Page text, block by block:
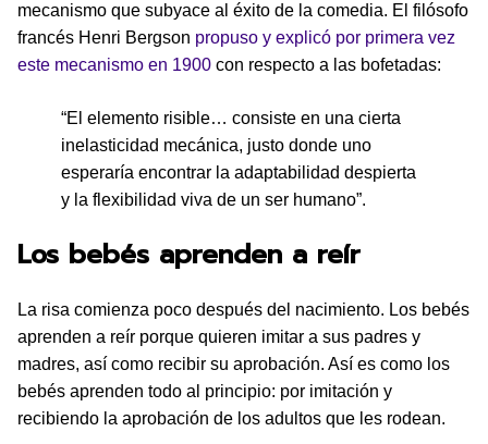
mecanismo que subyace al éxito de la comedia. El filósofo
francés Henri Bergson propuso y explicó por primera vez
este mecanismo en 1900 con respecto a las bofetadas:
“El elemento risible… consiste en una cierta
inelasticidad mecánica, justo donde uno
esperaría encontrar la adaptabilidad despierta
y la flexibilidad viva de un ser humano”.
Los bebés aprenden a reír
La risa comienza poco después del nacimiento. Los bebés
aprenden a reír porque quieren imitar a sus padres y
madres, así como recibir su aprobación. Así es como los
bebés aprenden todo al principio: por imitación y
recibiendo la aprobación de los adultos que les rodean.